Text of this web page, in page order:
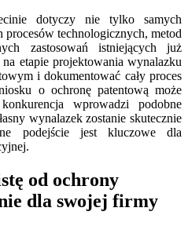
dotyczy nie tylko samych
technologicznych, metod
zastosowań istniejących już
etapie projektowania wynalazku
i dokumentować cały proces
o ochronę patentową może
wprowadzi podobne
wynalazek zostanie skutecznie
podejście jest kluczowe dla
od ochrony
dla swojej firmy